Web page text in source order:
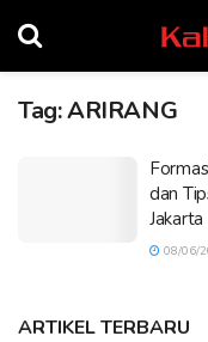
Tag:ARIRANG
dan
Jakarta
08/06/
ARTIKEL TERBARU